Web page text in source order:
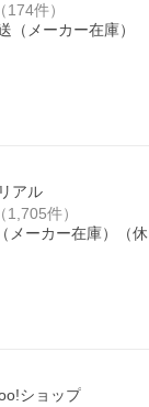
174件）
（メーカー在庫）
アル
1,705件）
メーカー在庫）（休
ショップ